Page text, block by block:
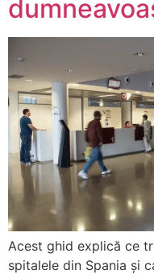
Acest ghid explică ce
spitalele din Spania și